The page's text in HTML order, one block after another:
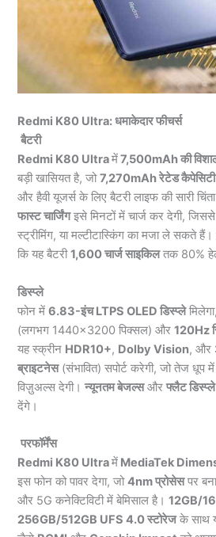
Redmi K80 Ultra: धमाकेदार फीचर्स
बैटरी
Redmi K80 Ultraमें7,500mAh की
बड़ी खासियत है, जो7,270mAh रेटेड कैपेसिटी
और हैवी यूजर्स के लिए बैटरी लाइफ की सारी
फास्ट चार्जिंगइसे मिनटों में चार्ज कर देगी,
स्ट्रीमिंग, या मल्टीटास्किंग का मजा ले सकते
कि यह बैटरी1,600 चार्ज साइकिलतक 80%
डिस्प्ले
फोन में6.83-इंच LTPS OLED डिस्प्ले
(लगभग 1440×3200 पिक्सल) और120Hz
यह स्क्रीन HDR10+, Dolby Vision, और
ब्राइटनेस(संभावित) सपोर्ट करेगी, जो तेज धूप
विज़ुअल्स देगी।न्यूनतम बेजल्सऔरफ्लैट डिस्प्ले
देंगे।
परफॉर्मेंस
Redmi K80 Ultraमें MediaTek
इस फोन को पावर देगा, जो4nm प्रोसेसपर
और 5G कनेक्टिविटी में बेमिसाल है।12GB/
256GB/512GB UFS 4.0 स्टोरेजके साथ